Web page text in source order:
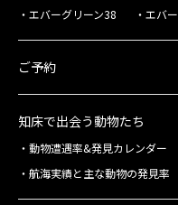
エバーグリーン38 エバ
ご予約
知床で出会う動物たち
動物遭遇率&発見カレンダー
航海実績と主な動物の発見率